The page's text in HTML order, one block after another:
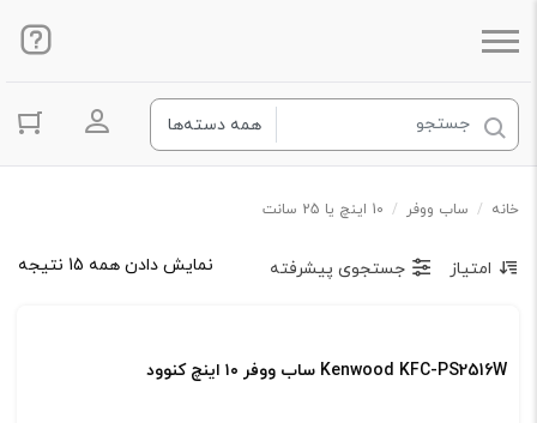
ورود به
خانه / ساب ووفر / 10 اینچ یا 25 سانت
نمایش دادن همه 15 نتیجه امتیاز جستجوی پیشرفته
Kenwood KFC-PS2516W ساب ووفر ۱۰ اینچ کنوود